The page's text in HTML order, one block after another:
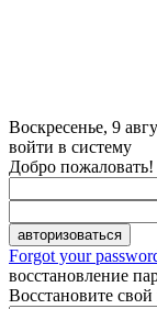
Воскресенье, 9
войти в систему
Добро
Forgot your
восстановление
Восстановите свой